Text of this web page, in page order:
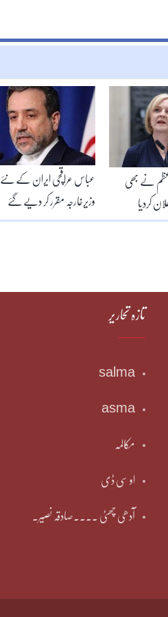
عباس عراقچی ایران کے نئے
وزیرخارجہ مقرر کر دیے گئے
اعظم نے بھی
کردیا
تازہ تحاریر
salma
asma
مکالمہ
او سی ڈی
آدھی چھٹی ۔۔۔۔صادقہ نصیر۔